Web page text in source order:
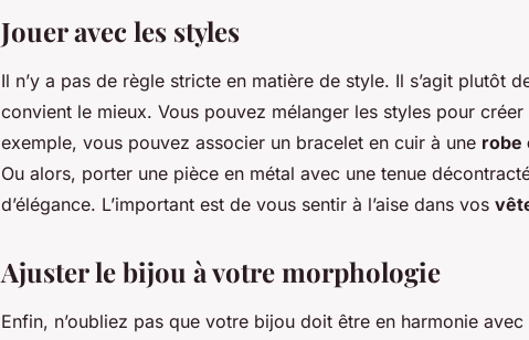
Jouer avec les styles
Il n’y a pas de règle stricte en matière de style. Il s’agit plutôt
convient le mieux. Vous pouvez mélanger les styles pour
exemple, vous pouvez associer un bracelet en cuir à une robe
Ou alors, porter une pièce en métal avec une tenue
d’élégance. L’important est de vous sentir à l’aise dans vos
Ajuster le bijou à votre morphologie
Enfin, n’oubliez pas que votre bijou doit être en harmonie